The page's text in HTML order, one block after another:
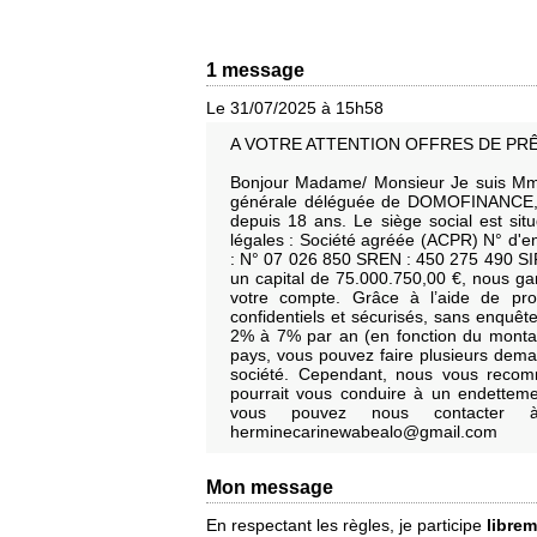
1 message
Le 31/07/2025 à 15h58
A VOTRE ATTENTION OFFRES DE
Bonjour Madame/ Monsieur Je suis
générale déléguée de
depuis 18 ans. Le siège social est
légales : Société agréée (ACPR) N°
: N° 07 026 850 SREN : 450 275 490
un capital de 75.000.750,00 €, nous
votre compte. Grâce à l’aide de
confidentiels et sécurisés, sans
2% à 7% par an (en fonction du
pays, vous pouvez faire plusieurs
société. Cependant, nous vous
pourrait vous conduire à un
vous pouvez nous contacter
herminecarinewabealo@gmail.com
Mon message
En respectant les règles, je participe